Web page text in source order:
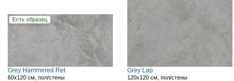
Есть образец
Grey Hammered Ret
60x120 см, пол/стены
Grey Lap
120x120 см, пол/стены